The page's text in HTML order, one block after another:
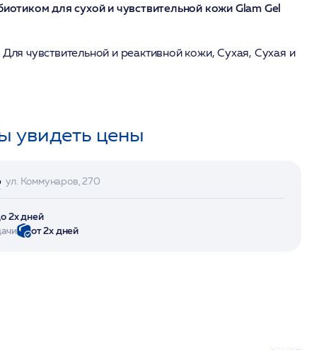
для сухой и чувствительной кожи Glam Gel
чувствительной и реактивной кожи, Сухая, Сухая и
увидеть цены
ул. Коммунаров, 270
2х дней
от 2х дней